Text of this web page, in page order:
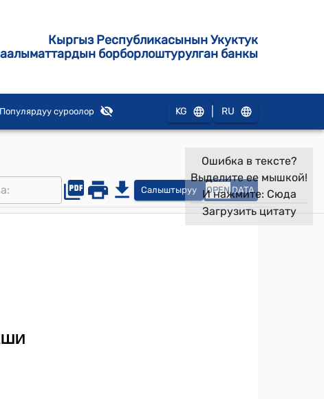
Кыргыз Республикасынын Укуктук
борборлоштурулган банкы
Популярдуу суроолор KG RU
Салыштыруу OPEN DATA
Ошибка в тексте?
Выделите ее мышкой!
И нажмите: Сюда
Загрузить цитату